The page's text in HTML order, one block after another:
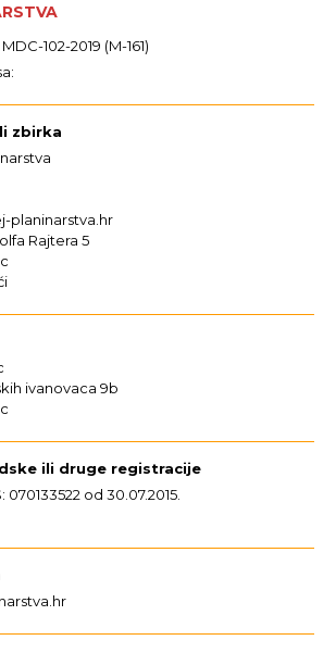
102-2019 (M-161)
zbirka
planinarstva.hr
Rajtera 5
ivanovaca 9b
ili druge registracije
od 30.07.2015.